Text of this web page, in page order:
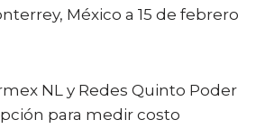
México a 15 de febrero
NL y Redes Quinto Poder
para medir costo